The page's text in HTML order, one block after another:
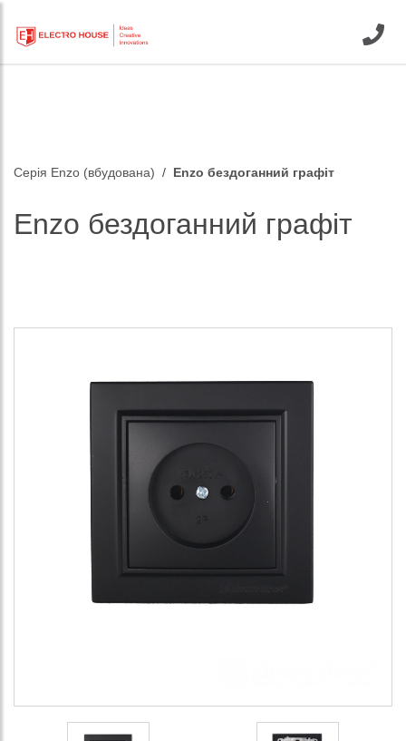
Серія Enzo (вбудована) Enzo бездоганний графіт
Enzo бездоганний графіт